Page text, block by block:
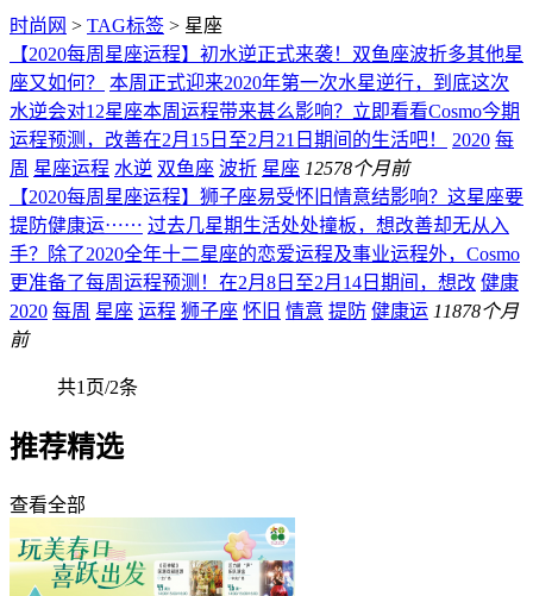
时尚网 > TAG标签 > 星座
【2020每周星座运程】初水逆正式来袭！双鱼座波折多其他星
座又如何？
本周正式迎来2020年第一次水星逆行，到底这次
水逆会对12星座本周运程带来甚么影响？立即看看Cosmo今期
运程预测，改善在2月15日至2月21日期间的生活吧！
2020 每
周 星座运程 水逆 双鱼座 波折 星座 12578个月前
【2020每周星座运程】狮子座易受怀旧情意结影响？这星座要
提防健康运⋯⋯ 过去几星期生活处处撞板，想改善却无从入
手？除了2020全年十二星座的恋爱运程及事业运程外，Cosmo
更准备了每周运程预测！在2月8日至2月14日期间，想改 健康
2020 每周 星座 运程 狮子座 怀旧 情意 提防 健康运 11878个月
前
共1页/2条
推荐精选
查看全部